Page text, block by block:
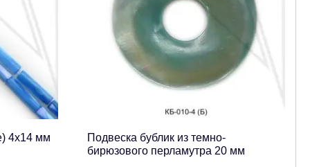
4х14 мм
Подвеска бублик из темно-
бирюзового перламутра 20 мм